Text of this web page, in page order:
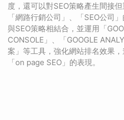
度，還可以對SEO策略產生間接
「網路行銷公司」、「SEO公司
與SEO策略相結合，並運用「
CONSOLE」、「GOOGLE
案」等工具，強化網站排名效果，
「on page SEO」的表現。